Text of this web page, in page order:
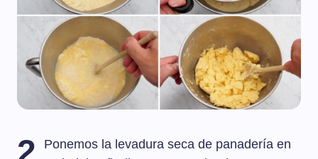
Ponemos la levadura seca de panadería en